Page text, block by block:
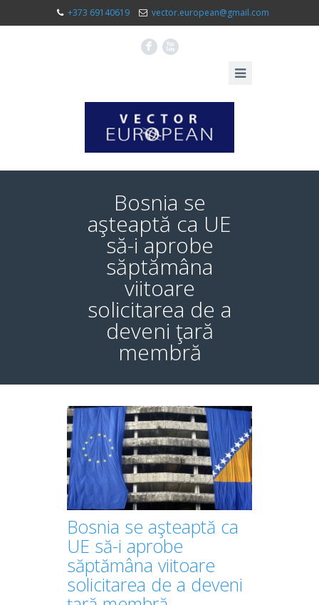
+373 69140619 vector.european@gmail.com
F X
Bosnia se
aşteaptă ca UE
să-i aprobe
săptămâna
viitoare
solicitarea de a
deveni ţară
membră
Bosnia se aşteaptă ca
UE să-i aprobe
săptămâna viitoare
solicitarea de a deveni